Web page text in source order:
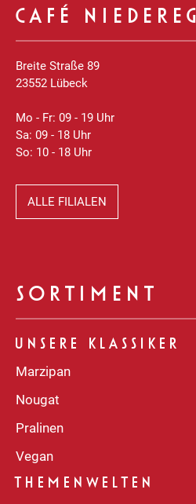
CAFÉ
Breite Straße 89
23552 Lübeck
Mo - Fr: 09 - 19 Uhr
Sa: 09 - 18 Uhr
So: 10 - 18 Uhr
ALLE FILIALEN
SORTIMENT
UNSERE KLASSIKER
Marzipan
Nougat
Pralinen
Vegan
THEMENWELTEN